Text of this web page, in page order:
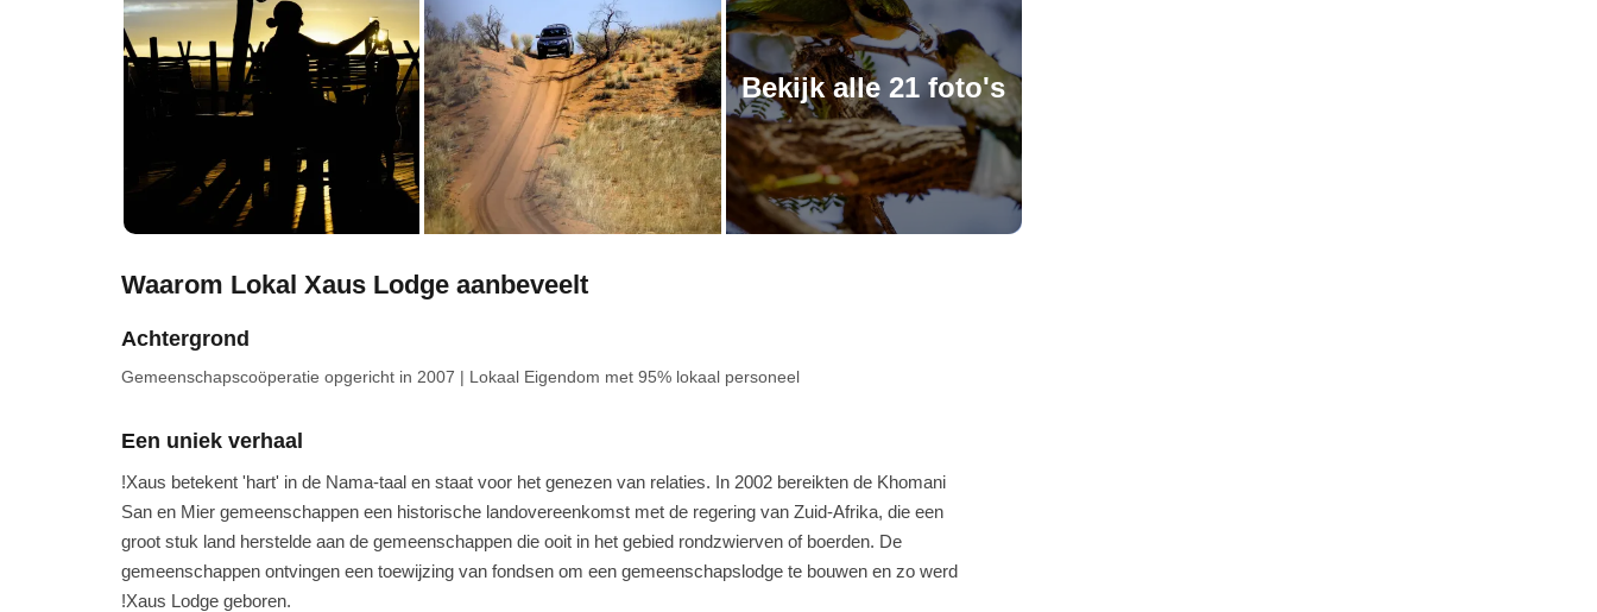
Bekijk alle 21 foto's
Waarom Lokal Xaus Lodge aanbeveelt
Achtergrond
Gemeenschapscoöperatie opgericht in 2007 | Lokaal Eigendom met 95% lokaal personeel
Een uniek verhaal
!Xaus betekent 'hart' in de Nama-taal en staat voor het genezen van relaties. In 2002 bereikten de Khomani
San en Mier gemeenschappen een historische landovereenkomst met de regering van Zuid-Afrika, die een
groot stuk land herstelde aan de gemeenschappen die ooit in het gebied rondzwierven of boerden. De
gemeenschappen ontvingen een toewijzing van fondsen om een gemeenschapslodge te bouwen en zo werd
!Xaus Lodge geboren.